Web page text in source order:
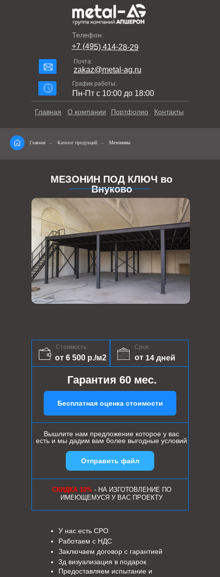
Телефон:
+7 (495) 414-28-29
Почта:
zakaz@metal-ag.ru
График работы:
Пн-Пт с 10:00 до 18:00
Контакты
Портфолио
О компании
Главная
Главная → Каталог продукций → Мезонины
МЕЗОНИН ПОД КЛЮЧ во
Внуково
Срок:
от 14 дней
Стоимость:
от 6 500 р./м2
Гарантия 60 мес.
Бесплатная оценка стоимости
Вышлите нам предложение которое у вас
есть и мы дадим вам более выгодные условий
СКИДКА 10%- НА ИЗГОТОВЛЕНИЕ ПО
ИМЕЮЩЕМУСЯ У ВАС ПРОЕКТУ
Предоставляем испытание и
У нас есть СРО
Работаем с НДС
Заключаем договор с гарантией
3д визуализация в подарок
Отправить файл